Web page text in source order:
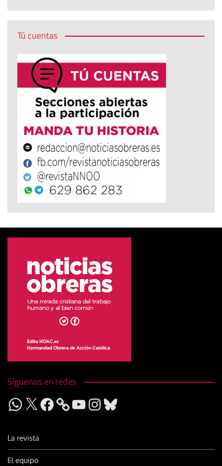
Tú cuentas
Síguenos en redes
WhatsApp
X Facebook YouTubeInstagram
Bluesky
La revista
El equipo